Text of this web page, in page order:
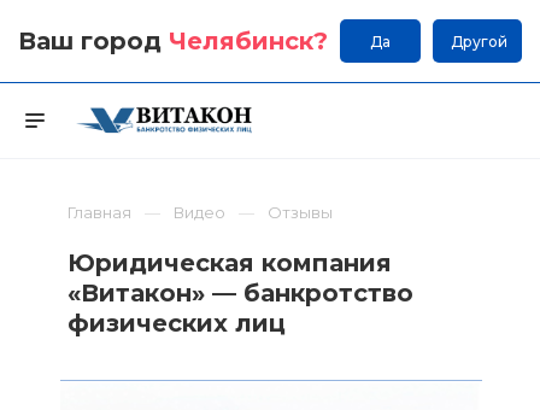
Ваш город Челябинск? Да Другой
Главная Видео Отзывы
Юридическая компания
«Витакон» — банкротство
физических лиц